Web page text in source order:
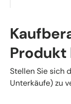
Stellen Sie sich
Unterkäufe) zu